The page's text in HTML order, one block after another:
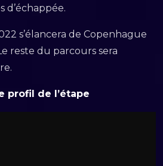
d’échappée.
s’élancera de Copenhague
reste du parcours sera
profil de l’étape